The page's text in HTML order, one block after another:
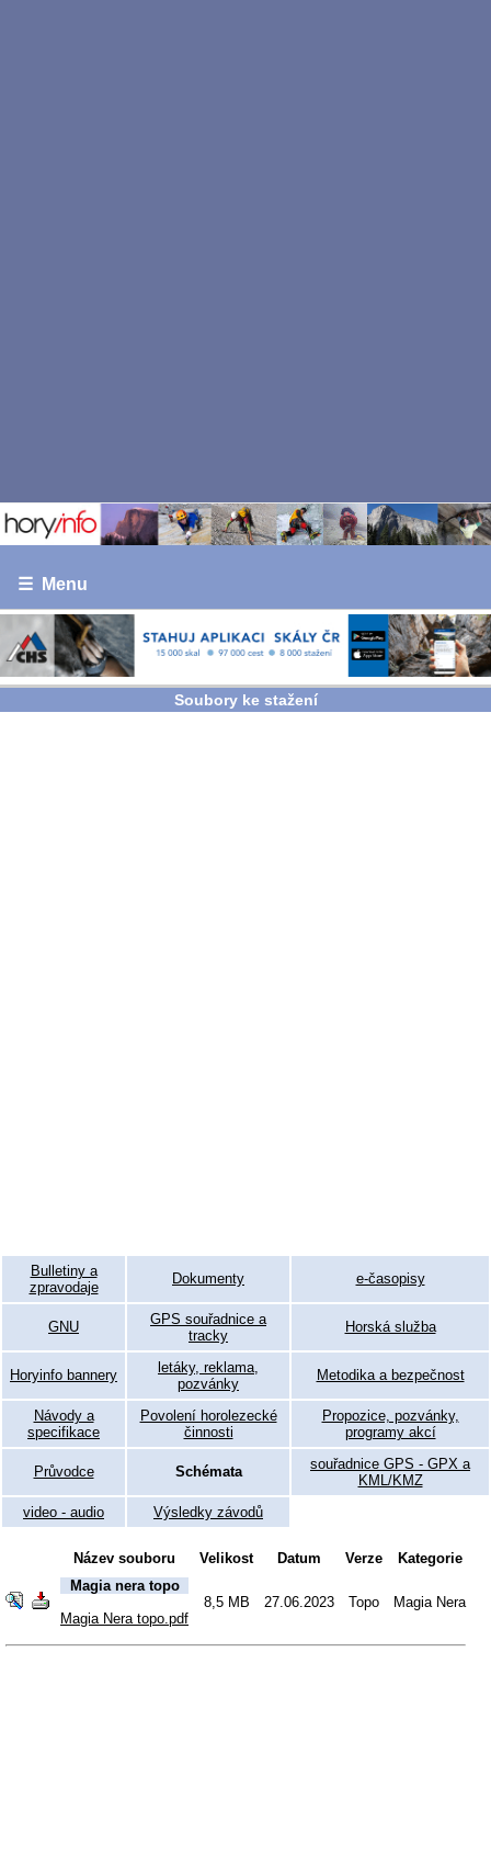
☰ Menu
Soubory ke stažení
Bulletiny a
zpravodaje
Dokumenty e-časopisy
GNU
GPS souřadnice a
tracky
Horská služba
Horyinfo bannery
letáky, reklama,
pozvánky
Metodika a bezpečnost
Návody a
specifikace
Povolení horolezecké
činnosti
Propozice, pozvánky,
programy akcí
Průvodce Schémata
souřadnice GPS - GPX a
KML/KMZ
video - audio
Výsledky závodů
Název souboru Velikost Datum Verze
Kategorie
Magia nera topo
Magia Nera topo.pdf
8,5 MB 27.06.2023 Topo Magia Nera